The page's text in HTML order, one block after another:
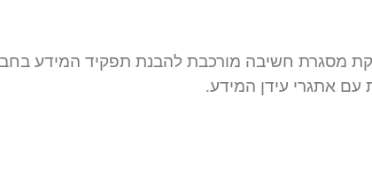
מסגרת חשיבה מורכבת להבנת תפקיד המידע
עם אתגרי עידן המידע.